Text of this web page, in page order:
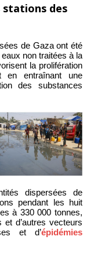
des
de Gaza ont été
non traitées à la
la prolifération
en entraînant une
des substances
dispersées de
pendant les huit
à 330 000 tonnes,
et d’autres vecteurs
et d’épidémies